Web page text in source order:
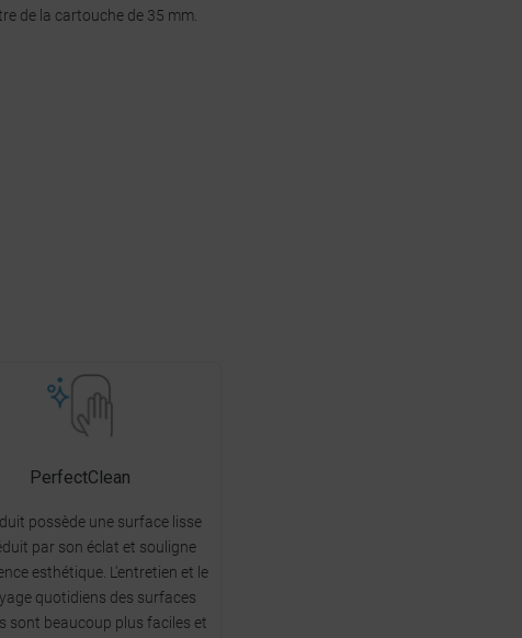
de la cartouche de 35 mm.
PerfectClean
possède une surface lisse
par son éclat et souligne
esthétique. L'entretien et le
quotidiens des surfaces
sont beaucoup plus faciles et